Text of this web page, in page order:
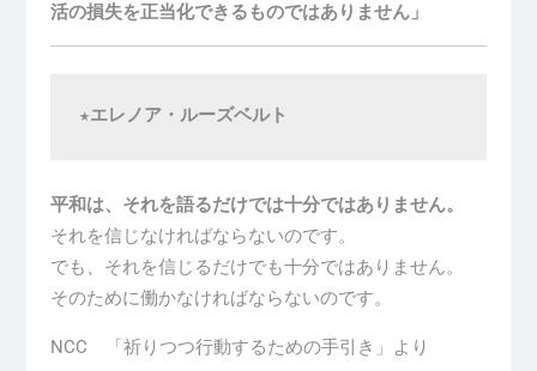
活の損失を正当化できるものではありません」
★エレノア・ルーズベルト
平和は、それを語るだけでは十分ではありません。
それを信じなければならないのです。
でも、それを信じるだけでも十分ではありません。
そのために働かなければならないのです。
NCC 「祈りつつ行動するための手引き」より